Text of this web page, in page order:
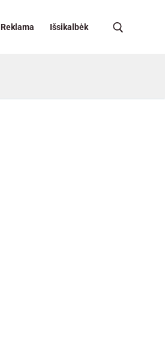
Reklama Išsikalbėk